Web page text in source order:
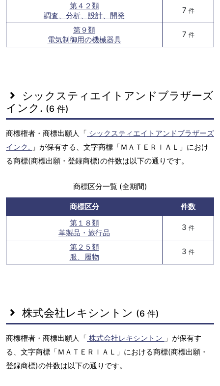
第４２類
調査、分析、設計、開発
7 件
第９類
電気制御用の機械器具
7 件
シックスティエイトアンドブラザーズ
インク. (6 件)
商標権者・商標出願人「 シックスティエイトアンドブラザーズ
インク. 」が保有する、文字商標「ＭＡＴＥＲＩＡＬ」におけ
る商標(商標出願・登録商標)の件数は以下の通りです。
商標区分一覧 (全期間)
商標区分
件数
第１８類
革製品・旅行品
3 件
第２５類
服、履物
3 件
株式会社レキシントン (6 件)
商標権者・商標出願人「 株式会社レキシントン 」が保有す
る、文字商標「ＭＡＴＥＲＩＡＬ」における商標(商標出願・
登録商標)の件数は以下の通りです。